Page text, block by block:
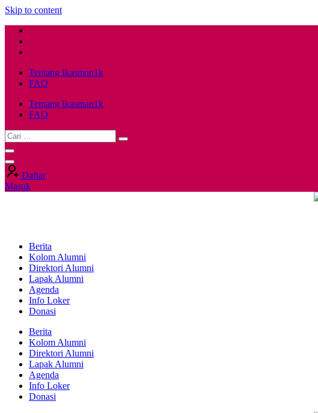
Skip to content
Tentang Ikasman1k
FAQ
Tentang Ikasman1k
FAQ
Daftar
Masuk
Berita
Kolom Alumni
Direktori Alumni
Lapak Alumni
Agenda
Info Loker
Donasi
Berita
Kolom Alumni
Direktori Alumni
Lapak Alumni
Agenda
Info Loker
Donasi